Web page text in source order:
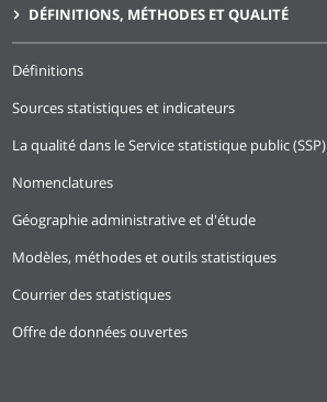
DÉFINITIONS, MÉTHODES ET QUALITÉ
Définitions
Sources statistiques et indicateurs
La qualité dans le Service statistique public (SSP)
Nomenclatures
Géographie administrative et d'étude
Modèles, méthodes et outils statistiques
Courrier des statistiques
Offre de données ouvertes